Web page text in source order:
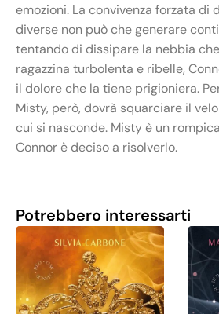
emozioni. La convivenza forzata di
diverse non può che generare
tentando di dissipare la nebbia
ragazzina turbolenta e ribelle,
il dolore che la tiene prigioniera.
Misty, però, dovrà squarciare il
cui si nasconde. Misty è un
Connor è deciso a risolverlo.
Potrebbero interessarti